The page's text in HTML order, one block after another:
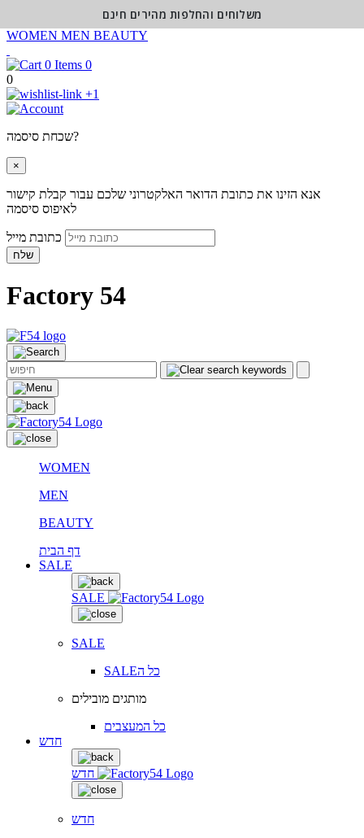
WOMEN MEN BEAUTY
0
0
+1
שכחת סיסמה?
×
אנא הזינו את כתובת הדואר האלקטרוני שלכם עבור קבלת קישור
לאיפוס סיסמה
שלח
Factory 54
WOMEN
MEN
BEAUTY
דף הבית
SALE
SALE
SALE
SALEכל ה
מותגים מובילים
כל המעצבים
חדש
חדש
חדש
משלוחים והחלפות מהירים חינם